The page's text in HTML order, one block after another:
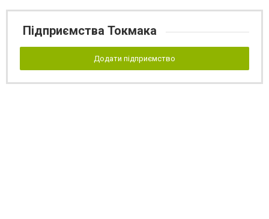
Підприємства Токмака
Додати підприємство